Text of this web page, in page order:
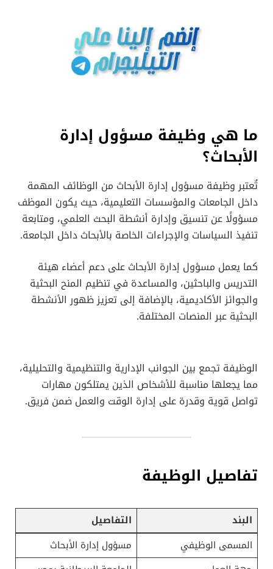
ما هي وظيفة مسؤول إدارة
الأبحاث؟
تُعتبر وظيفة مسؤول إدارة الأبحاث من الوظائف المهمة
داخل الجامعات والمؤسسات التعليمية، حيث يكون الموظف
مسؤولًا عن تنسيق وإدارة أنشطة البحث العلمي، ومتابعة
تنفيذ السياسات والإجراءات الخاصة بالأبحاث داخل الجامعة.
كما يعمل مسؤول إدارة الأبحاث على دعم أعضاء هيئة
التدريس والباحثين، والمساعدة في تنظيم المنح البحثية
والجوائز الأكاديمية، بالإضافة إلى تعزيز ظهور الأنشطة
البحثية عبر المنصات المختلفة.
الوظيفة تجمع بين الجوانب الإدارية والتنظيمية والتحليلية،
مما يجعلها مناسبة للأشخاص الذين يمتلكون مهارات
تواصل قوية وقدرة على إدارة الوقت والعمل ضمن فريق.
تفاصيل الوظيفة
البند
التفاصيل
المسمى الوظيفي
مسؤول إدارة الأبحاث